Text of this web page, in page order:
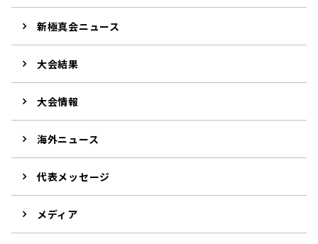
新極真会ニュース
大会結果
大会情報
海外ニュース
代表メッセージ
メディア